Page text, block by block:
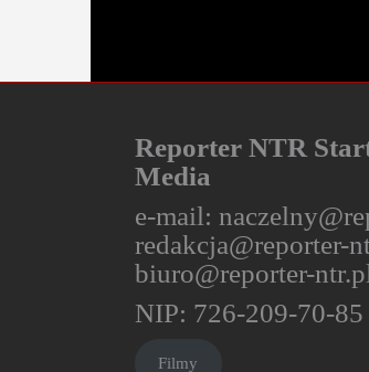
Reporter NTR
Media
e-mail:
redakcja@reporter-
biuro@reporter-
NIP: 726-209-70-85
Filmy